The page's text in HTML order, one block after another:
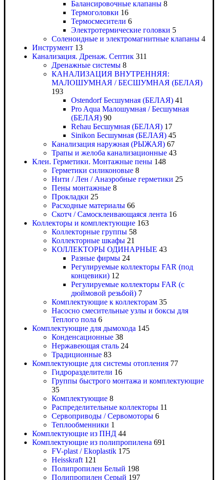
Балансировочные клапаны 8
Термоголовки 16
Термосмесители 6
Электротермические головки 5
Соленоидные и электромагнитные клапаны 4
Инструмент 13
Канализация. Дренаж. Септик 311
Дренажные системы 8
КАНАЛИЗАЦИЯ ВНУТРЕННЯЯ:
МАЛОШУМНАЯ / БЕСШУМНАЯ (БЕЛАЯ)
193
Ostendorf Бесшумная (БЕЛАЯ) 41
Pro Aqua Малошумная / Бесшумная
(БЕЛАЯ) 90
Rehau Бесшумная (БЕЛАЯ) 17
Sinikon Бесшумная (БЕЛАЯ) 45
Канализация наружная (РЫЖАЯ) 67
Трапы и желоба канализационные 43
Клеи. Герметики. Монтажные пены 148
Герметики силиконовые 8
Нити / Лен / Анаэробные герметики 25
Пены монтажные 8
Прокладки 25
Расходные материалы 66
Скотч / Самосклеивающаяся лента 16
Коллекторы и комплектующие 163
Коллекторные группы 58
Коллекторные шкафы 21
КОЛЛЕКТОРЫ ОДИНАРНЫЕ 43
Разные фирмы 24
Регулируемые коллекторы FAR (под
концевики) 12
Регулируемые коллекторы FAR (с
дюймовой резьбой) 7
Комплектующие к коллекторам 35
Насосно смесительные узлы и боксы для
Теплого пола 6
Комплектующие для дымохода 145
Конденсационные 38
Нержавеющая сталь 24
Традиционные 83
Комплектующие для системы отопления 77
Гидроразделители 16
Группы быстрого монтажа и комплектующие
35
Комплектующие 8
Распределительные коллекторы 11
Сервоприводы / Сервомоторы 6
Теплообменники 1
Комплектующие из ПНД 44
Комплектующие из полипропилена 691
FV-plast / Ekoplastik 175
Heisskraft 121
Полипропилен Белый 198
Полипропилен Серый 197